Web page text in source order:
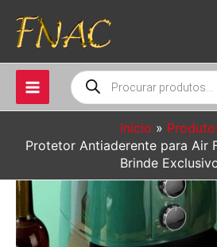
para
conteúdo
Pesquisar
produtos
Início
Protetor Antiaderente para Air
Brinde